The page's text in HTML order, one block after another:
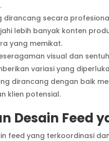
dirancang secara
lebih banyak konten
yang memikat.
visual dan
variasi yang
dirancang dengan baik
klien potensial.
Desain Feed
feed yang terkoordinasi